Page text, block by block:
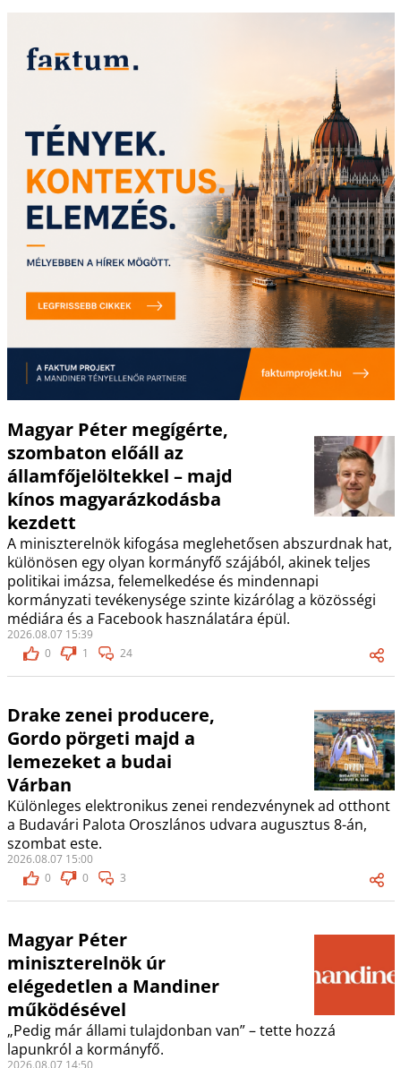
Magyar Péter megígérte,
szombaton előáll az
államfőjelöltekkel – majd
kínos magyarázkodásba
kezdett
A miniszterelnök kifogása meglehetősen abszurdnak hat,
különösen egy olyan kormányfő szájából, akinek teljes
politikai imázsa, felemelkedése és mindennapi
kormányzati tevékenysége szinte kizárólag a közösségi
médiára és a Facebook használatára épül.
2026.08.07 15:39
0
1 24
Drake zenei producere,
Gordo pörgeti majd a
lemezeket a budai
Várban
Különleges elektronikus zenei rendezvénynek ad otthont
a Budavári Palota Oroszlános udvara augusztus 8-án,
szombat este.
2026.08.07 15:00
0
0 3
Magyar Péter
miniszterelnök úr
elégedetlen a Mandiner
működésével
„Pedig már állami tulajdonban van” – tette hozzá
lapunkról a kormányfő.